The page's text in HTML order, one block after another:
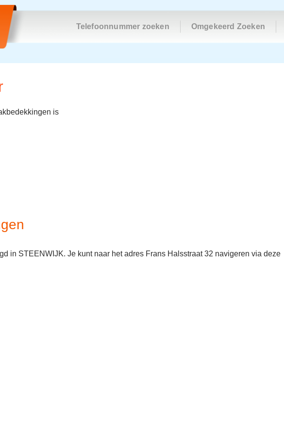
Telefoonnummer zoeken Omgekeerd Zoeken
is
in STEENWIJK. Je kunt naar het adres Frans Halsstraat 32 navigeren via deze